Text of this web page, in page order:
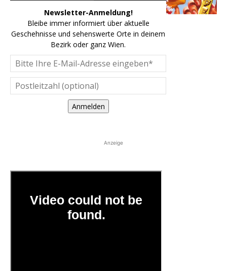
Newsletter-Anmeldung!
Bleibe immer informiert über aktuelle
Geschehnisse und sehenswerte Orte in deinem
Bezirk oder ganz Wien.
Anmelden
Anzeige